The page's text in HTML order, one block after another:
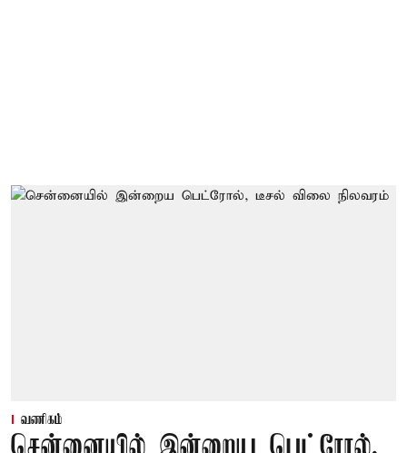
வணிகம்